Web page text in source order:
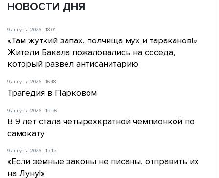
НОВОСТИ ДНЯ
9 августа 2026 - 18:01
«Там жуткий запах, полчища мух и тараканов!»
Жители Бакала пожаловались на соседа,
который развел антисанитарию
9 августа 2026 - 16:48
Трагедия в Парковом
9 августа 2026 - 15:56
В 9 лет стала четырехкратной чемпионкой по
самокату
9 августа 2026 - 15:15
«Если земные законы не писаны, отправить их
на Луну!»